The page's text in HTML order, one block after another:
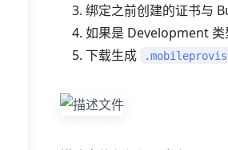
绑定之前创建的证书与
如果是 Development
下载生成